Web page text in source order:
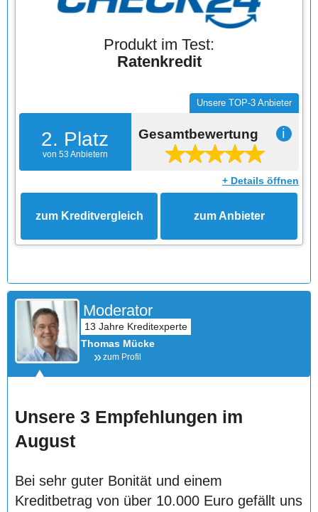
Produkt im Test:
Ratenkredit
2. Platz
von 53 Anbietern
Unsere TOP-3 Anbieter
Gesamtbewertung ℹ
+ Details öffnen
zum Kreditvergleich zum Anbieter
Moderator
Thomas Mücke
zum Profil
Unsere 3 Empfehlungen im
August
Bei sehr guter Bonität und einem
Kreditbetrag von über 10.000 Euro gefällt uns